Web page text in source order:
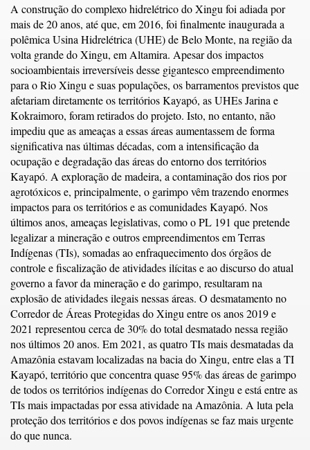
A construção do complexo hidrelétrico do Xingu foi adiada por
mais de 20 anos, até que, em 2016, foi finalmente inaugurada a
polêmica Usina Hidrelétrica (UHE) de Belo Monte, na região da
volta grande do Xingu, em Altamira. Apesar dos impactos
socioambientais irreversíveis desse gigantesco empreendimento
para o Rio Xingu e suas populações, os barramentos previstos que
afetariam diretamente os territórios Kayapó, as UHEs Jarina e
Kokraimoro, foram retirados do projeto. Isto, no entanto, não
impediu que as ameaças a essas áreas aumentassem de forma
significativa nas últimas décadas, com a intensificação da
ocupação e degradação das áreas do entorno dos territórios
Kayapó. A exploração de madeira, a contaminação dos rios por
agrotóxicos e, principalmente, o garimpo vêm trazendo enormes
impactos para os territórios e as comunidades Kayapó. Nos
últimos anos, ameaças legislativas, como o PL 191 que pretende
legalizar a mineração e outros empreendimentos em Terras
Indígenas (TIs), somadas ao enfraquecimento dos órgãos de
controle e fiscalização de atividades ilícitas e ao discurso do atual
governo a favor da mineração e do garimpo, resultaram na
explosão de atividades ilegais nessas áreas. O desmatamento no
Corredor de Áreas Protegidas do Xingu entre os anos 2019 e
2021 representou cerca de 30% do total desmatado nessa região
nos últimos 20 anos. Em 2021, as quatro TIs mais desmatadas da
Amazônia estavam localizadas na bacia do Xingu, entre elas a TI
Kayapó, território que concentra quase 95% das áreas de garimpo
de todos os territórios indígenas do Corredor Xingu e está entre as
TIs mais impactadas por essa atividade na Amazônia. A luta pela
proteção dos territórios e dos povos indígenas se faz mais urgente
do que nunca.